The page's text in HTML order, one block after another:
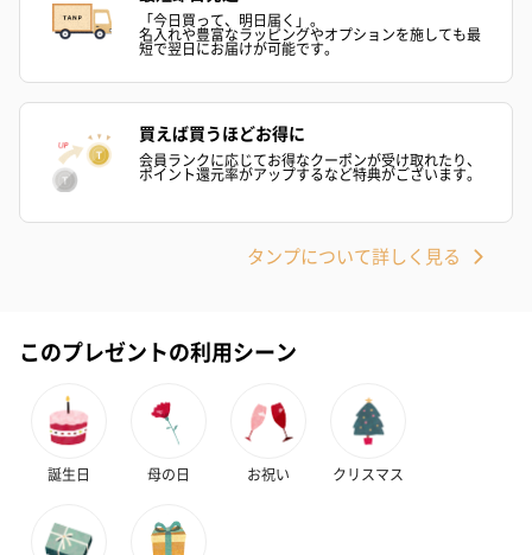
キャンドル・お香
キャンドル・お香を同梱してお届けいたします。
（END）（880円）
（880円）
お酒を同梱してお届けいたします。
「今日買って、明日届く」。
名入れや豊富なラッピングやオプションを施しても最
短で翌日にお届けが可能です。
買えば買うほどお得に
会員ランクに応じてお得なクーポンが受け取れたり、
ポイント還元率がアップするなど特典がございます。
タンプについて詳しく見る
このプレゼントの利用シーン
誕生日 母の日 お祝い クリスマス